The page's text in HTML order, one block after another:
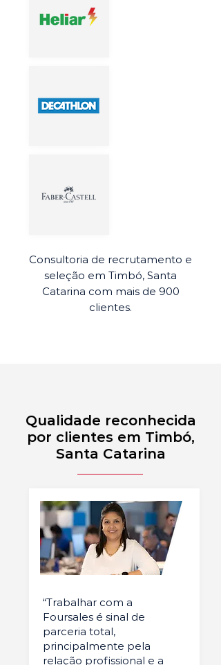
Consultoria de recrutamento e
seleção em Timbó, Santa
Catarina com mais de 900
clientes.
Qualidade reconhecida
por clientes em Timbó,
Santa Catarina
“Trabalhar com a
Foursales é sinal de
parceria total,
principalmente pela
relação profissional e a